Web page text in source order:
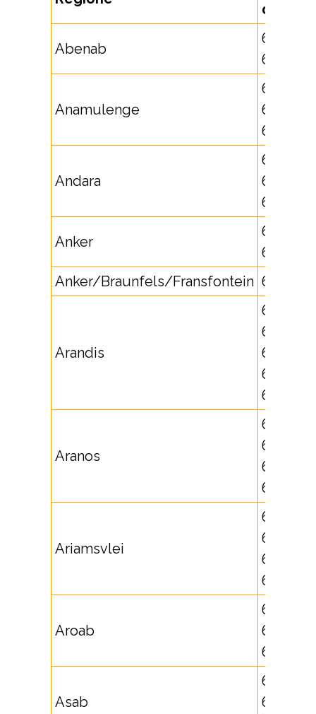
di zona
Abenab
671740,
672320
Anamulenge
651701,
652503,
652504
Andara
671700,
672583,
672584
Anker
671741,
673330
Anker/Braunfels/Fransfontein 677165
Arandis
64510,
64511,
64512,
641700,
641701
Aranos
63272,
631703,
632768,
632769
Ariamsvlei
631704,
632800,
632801,
632809
Aroab
632805,
632806,
632807
Asab
631706,
632522,